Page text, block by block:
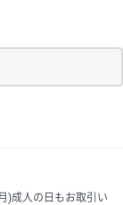
)成人の日もお取引い